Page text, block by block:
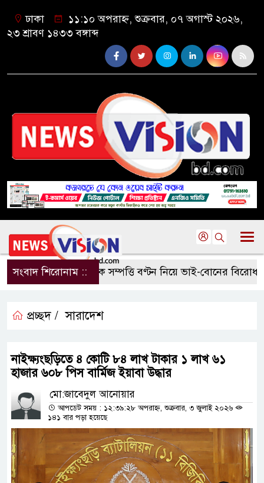
ঢাকা
১১:১০ অপরাহ্ন, শুক্রবার, ০৭ অগাস্ট ২০২৬,
২৩ শ্রাবণ ১৪৩৩ বঙ্গাব্দ
সংবাদ শিরোনাম ::পৈতৃক সম্পত্তি বণ্টন নিয়ে ভাই-বোনের বিরোধ,
প্রচ্ছদ / সারাদেশ
নাইক্ষ্যংছড়িতে ৪ কোটি ৮৪ লাখ টাকার ১ লাখ ৬১
হাজার ৬০৮ পিস বার্মিজ ইয়াবা উদ্ধার
মো:জাবেদুল আনোয়ার
আপডেট সময় : ১২:৩৯:২৮ অপরাহ্ন, শুক্রবার, ৩ জুলাই ২০২৬
১৪১ বার পড়া হয়েছে